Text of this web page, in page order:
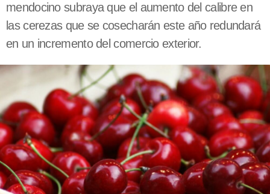
mendocino subraya que el aumento del calibre en
las cerezas que se cosecharán este año redundará
en un incremento del comercio exterior.